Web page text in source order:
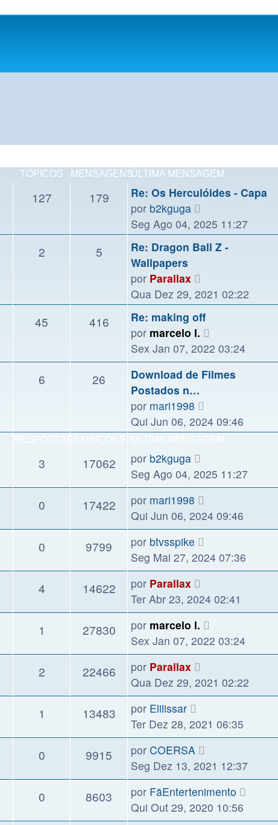
TÓPICOS MENSAGENSÚLTIMA MENSAGEM
127 179
Re: Os Herculóides - Capa
por b2kguga
última
mensagem
Seg Ago 04, 2025 11:27
2 5
Re: Dragon Ball Z -
Wallpapers
por Parallax
última
mensagem
Qua Dez 29, 2021 02:22
45 416
Re: making off
por marcelo l.
última
mensagem
Sex Jan 07, 2022 03:24
6 26
Download de Filmes
Postados n…
por mari1998
última
mensagem
Qui Jun 06, 2024 09:46
3 17062 por b2kguga
Seg Ago 04, 2025 11:27
0 17422 por mari1998
Qui Jun 06, 2024 09:46
0 9799 por btvsspike
Seg Mai 27, 2024 07:36
4 14622 por Parallax
Ter Abr 23, 2024 02:41
1 27830 por marcelo l.
Sex Jan 07, 2022 03:24
2 22466 por Parallax
Qua Dez 29, 2021 02:22
1 13483 por Elilissar
Ter Dez 28, 2021 06:35
0 9915 por COERSA
Seg Dez 13, 2021 12:37
0 8603 por FãEntertenimento
Qui Out 29, 2020 10:56